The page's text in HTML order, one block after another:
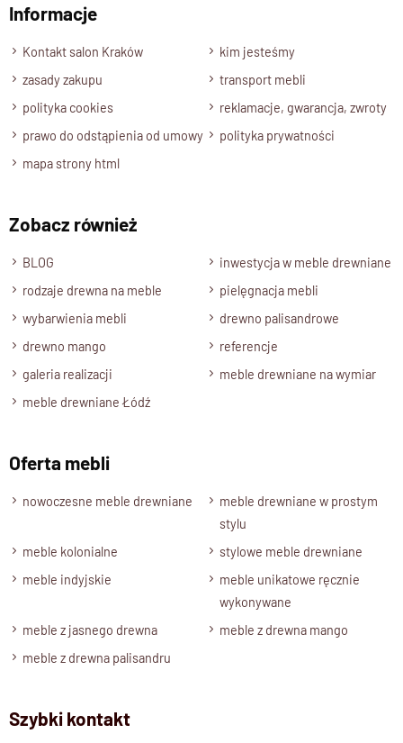
Model wykonany jest w całości z
stabilność konstrukcji
To mebel, który nie ulega odkształceniom i zachowuje piękny
wygląd przez wiele lat użytkowania.
indywidualne usłojenie i barwę, podkreślając naturalny
charakter materiału.
Ręcznie robione i perfekcyjnie
Krzesło GOA posiada delikatne
ręcznie profilowane
rzemieślniczy charakter.
W nowoczesnym stylu – idealne do
Połączenie prostoty formy z naturalnym drewnem sprawia, że
aranżacji.
Dostępne w czterech
wybarwieniach
Wyślij opinię
Informacje
Kontakt salon Kraków
kim jesteśmy
zasady zakupu
transport mebli
polityka cookies
reklamacje, gwarancja, zwroty
prawo do odstąpienia od umowy
polityka prywatności
mapa strony html
Zobacz również
BLOG
inwestycja w meble drewniane
rodzaje drewna na meble
pielęgnacja mebli
wybarwienia mebli
drewno palisandrowe
drewno mango
referencje
galeria realizacji
meble drewniane na wymiar
meble drewniane Łódź
Oferta mebli
nowoczesne meble drewniane
meble drewniane w prostym
stylu
meble kolonialne
stylowe meble drewniane
meble indyjskie
meble unikatowe ręcznie
wykonywane
meble z jasnego drewna
meble z drewna mango
meble z drewna palisandru
Szybki kontakt